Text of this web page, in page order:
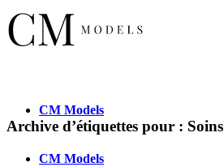
CM Models
CM Models
Archive d’étiquettes pour : Soins